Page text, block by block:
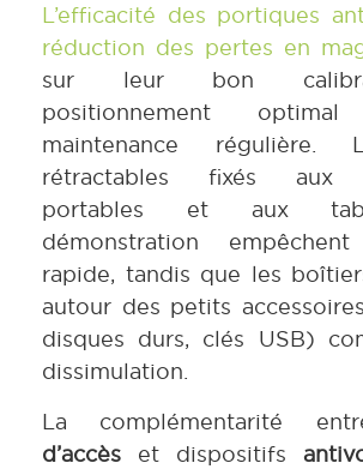
L’efficacité des portiques
réduction des pertes en
sur leur bon
positionnement
maintenance régulière.
rétractables fixés aux
portables et aux
démonstration empêchent
rapide, tandis que les
autour des petits
disques durs, clés USB)
dissimulation.
La complémentarité
d’accès et dispositifs